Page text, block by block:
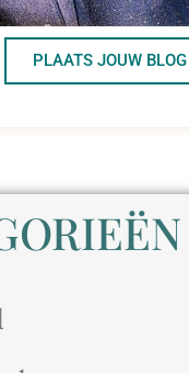
PLAATS JOUW BLOG